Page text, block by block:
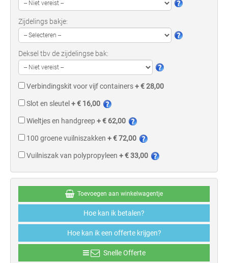
Toevoegen aan winkelwagentje
Hoe kan ik betalen?
Hoe kan ik een offerte krijgen?
Snelle Offerte
Zijdelings bakje:
Deksel tbv de zijdelingse bak:
Verbindingskit voor vijf containers+ € 28,00
Slot en sleutel + € 16,00
Wieltjes en handgreep + € 62,00
100 groene vuilniszakken + € 72,00
Vuilniszak van polypropyleen + € 33,00